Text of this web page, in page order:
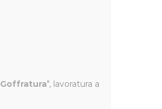
Goffratura", lavoratura a